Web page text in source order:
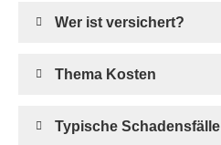
Wer ist versichert?
Thema Kosten
Typische Schadensfälle